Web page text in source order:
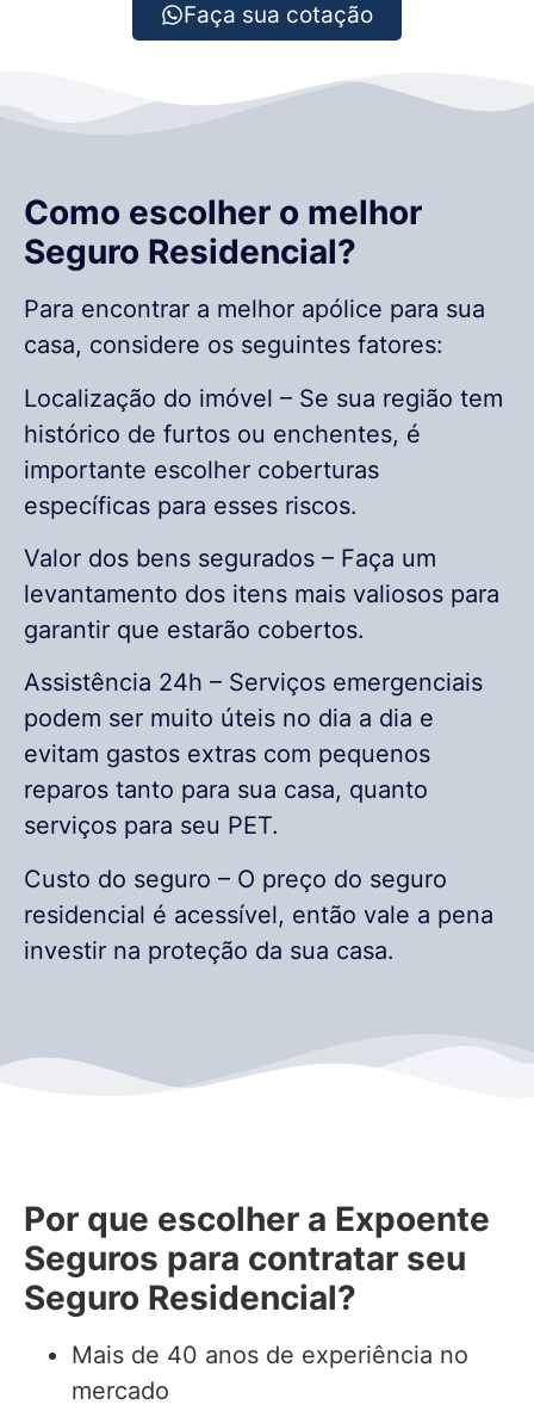
Faça sua cotação
Como escolher o melhor
Seguro Residencial?
Para encontrar a melhor apólice para sua
casa, considere os seguintes fatores:
Localização do imóvel – Se sua região tem
histórico de furtos ou enchentes, é
importante escolher coberturas
específicas para esses riscos.
Valor dos bens segurados – Faça um
levantamento dos itens mais valiosos para
garantir que estarão cobertos.
Assistência 24h – Serviços emergenciais
podem ser muito úteis no dia a dia e
evitam gastos extras com pequenos
reparos tanto para sua casa, quanto
serviços para seu PET.
Custo do seguro – O preço do seguro
residencial é acessível, então vale a pena
investir na proteção da sua casa.
Por que escolher a Expoente
Seguros para contratar seu
Seguro Residencial?
Mais de 40 anos de experiência no
mercado